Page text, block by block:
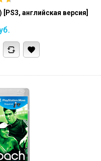
английская версия]